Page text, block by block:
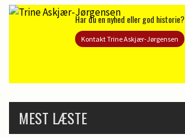
Har du en nyhed eller god historie?
Kontakt Trine Askjær-Jørgensen
MEST LÆSTE